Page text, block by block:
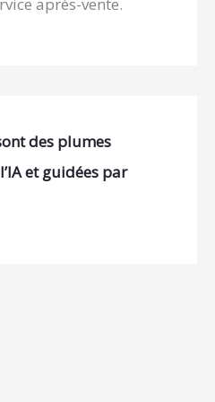
après-vente.
des plumes
et guidées par